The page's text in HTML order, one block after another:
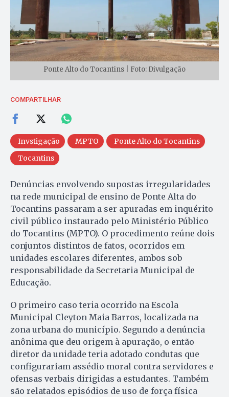
Ponte Alto do Tocantins | Foto: Divulgação
COMPARTILHAR
Invstigação MPTO
Ponte Alto do Tocantins
Tocantins
Denúncias envolvendo supostas irregularidades
na rede municipal de ensino de Ponte Alta do
Tocantins passaram a ser apuradas em inquérito
civil público instaurado pelo Ministério Público
do Tocantins (MPTO). O procedimento reúne dois
conjuntos distintos de fatos, ocorridos em
unidades escolares diferentes, ambos sob
responsabilidade da Secretaria Municipal de
Educação.
O primeiro caso teria ocorrido na Escola
Municipal Cleyton Maia Barros, localizada na
zona urbana do município. Segundo a denúncia
anônima que deu origem à apuração, o então
diretor da unidade teria adotado condutas que
configurariam assédio moral contra servidores e
ofensas verbais dirigidas a estudantes. Também
são relatados episódios de uso de força física